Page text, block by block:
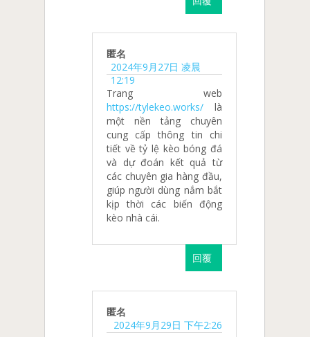
匿名
2024年9月27日 凌晨
12:19
Trang web
https://tylekeo.works/ là
một nền tảng chuyên
cung cấp thông tin chi
tiết về tỷ lệ kèo bóng đá
và dự đoán kết quả từ
các chuyên gia hàng đầu,
giúp người dùng nắm bắt
kịp thời các biến động
kèo nhà cái.
回覆
匿名
2024年9月29日 下午2:26